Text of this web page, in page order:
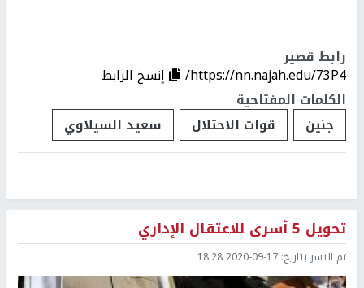
رابط قصير
https://nn.najah.edu/73P4/
إنسخ الرابط
الكلمات المفتاحية
جنين
قوات الاحتلال سعيد السيلاوي
تحويل 5 أسرى للاعتقال الإداري
تم النشر بتاريخ: 2020-09-17 18:28